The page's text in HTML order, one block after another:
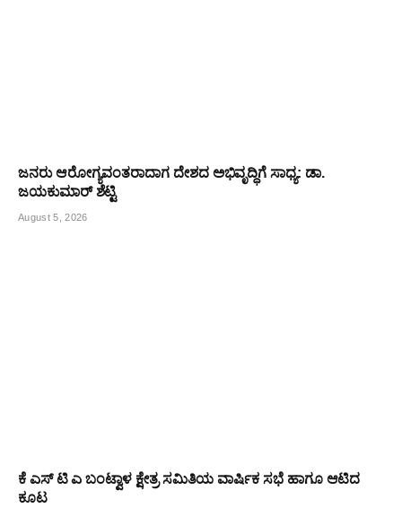
ಜನರು ಆರೋಗ್ಯವಂತರಾದಾಗ ದೇಶದ ಅಭಿವೃದ್ಧಿಗೆ ಸಾಧ್ಯ: ಡಾ.
ಜಯಕುಮಾರ್ ಶೆಟ್ಟಿ
August 5, 2026
ಕೆ ಎಸ್ ಟಿ ಎ ಬಂಟ್ವಾಳ ಕ್ಷೇತ್ರ ಸಮಿತಿಯ ವಾರ್ಷಿಕ ಸಭೆ ಹಾಗೂ ಆಟಿದ
ಕೂಟ